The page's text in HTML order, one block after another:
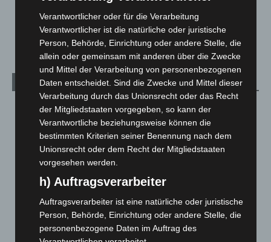
Veranstaltungen
Archiv
August 2026(9)
Juli 2026(73)
Juni 2026
Mai 2026(99)
April 2026(99)
März 2026(115)
Februar 2026(109)
Januar 2026(122)
Verantwortlicher oder für die Verarbeitung
Verantwortlicher ist die natürliche oder juristische
Person, Behörde, Einrichtung oder andere Stelle, die
allein oder gemeinsam mit anderen über die Zwecke
und Mittel der Verarbeitung von personenbezogenen
Daten entscheidet. Sind die Zwecke und Mittel dieser
Verarbeitung durch das Unionsrecht oder das Recht
der Mitgliedstaaten vorgegeben, so kann der
Verantwortliche beziehungsweise können die
bestimmten Kriterien seiner Benennung nach dem
Unionsrecht oder dem Recht der Mitgliedstaaten
vorgesehen werden.
h) Auftragsverarbeiter
Auftragsverarbeiter ist eine natürliche oder juristische
Person, Behörde, Einrichtung oder andere Stelle, die
personenbezogene Daten im Auftrag des